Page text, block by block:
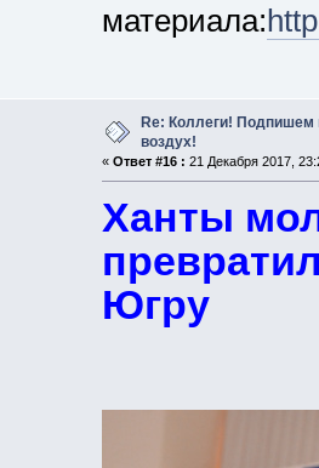
материала:
Re: Коллеги! Подпишем
воздух!
« Ответ #16 : 21 Декабря 2017,
Ханты
Югру